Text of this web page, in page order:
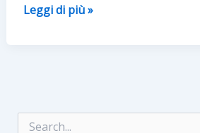
Tumore
la
Leggi di più »